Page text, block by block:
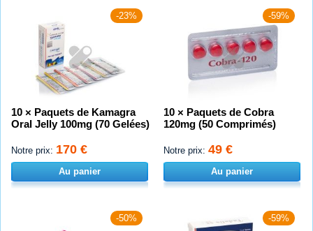
-23%
10 × Paquets de Kamagra
Oral Jelly 100mg (70 Gelées)
Notre prix: 170 €
Au panier
-59%
10 × Paquets de Cobra
120mg (50 Comprimés)
Notre prix: 49 €
Au panier
-50% -59%